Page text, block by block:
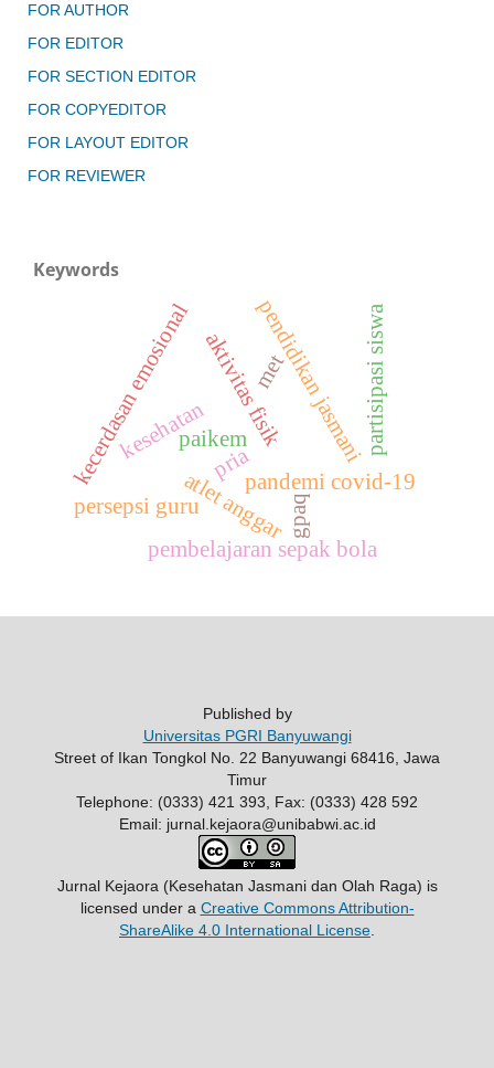
FOR AUTHOR
FOR EDITOR
FOR SECTION EDITOR
FOR COPYEDITOR
FOR LAYOUT EDITOR
FOR REVIEWER
Keywords
aktivitas fisik
priapandemi covid-19
met
kesehatan
gpaq
kecerdasan emosional
atlet anggar
pendidikan jasmani
pembelajaran sepak bola
partisipasi siswa
persepsi guru
paikem
Published by
Universitas PGRI Banyuwangi
Street of Ikan Tongkol No. 22 Banyuwangi 68416, Jawa
Timur
Telephone: (0333) 421 393, Fax: (0333) 428 592
Email: jurnal.kejaora@unibabwi.ac.id
Jurnal Kejaora (Kesehatan Jasmani dan Olah Raga) is
licensed under a Creative Commons Attribution-
ShareAlike 4.0 International License